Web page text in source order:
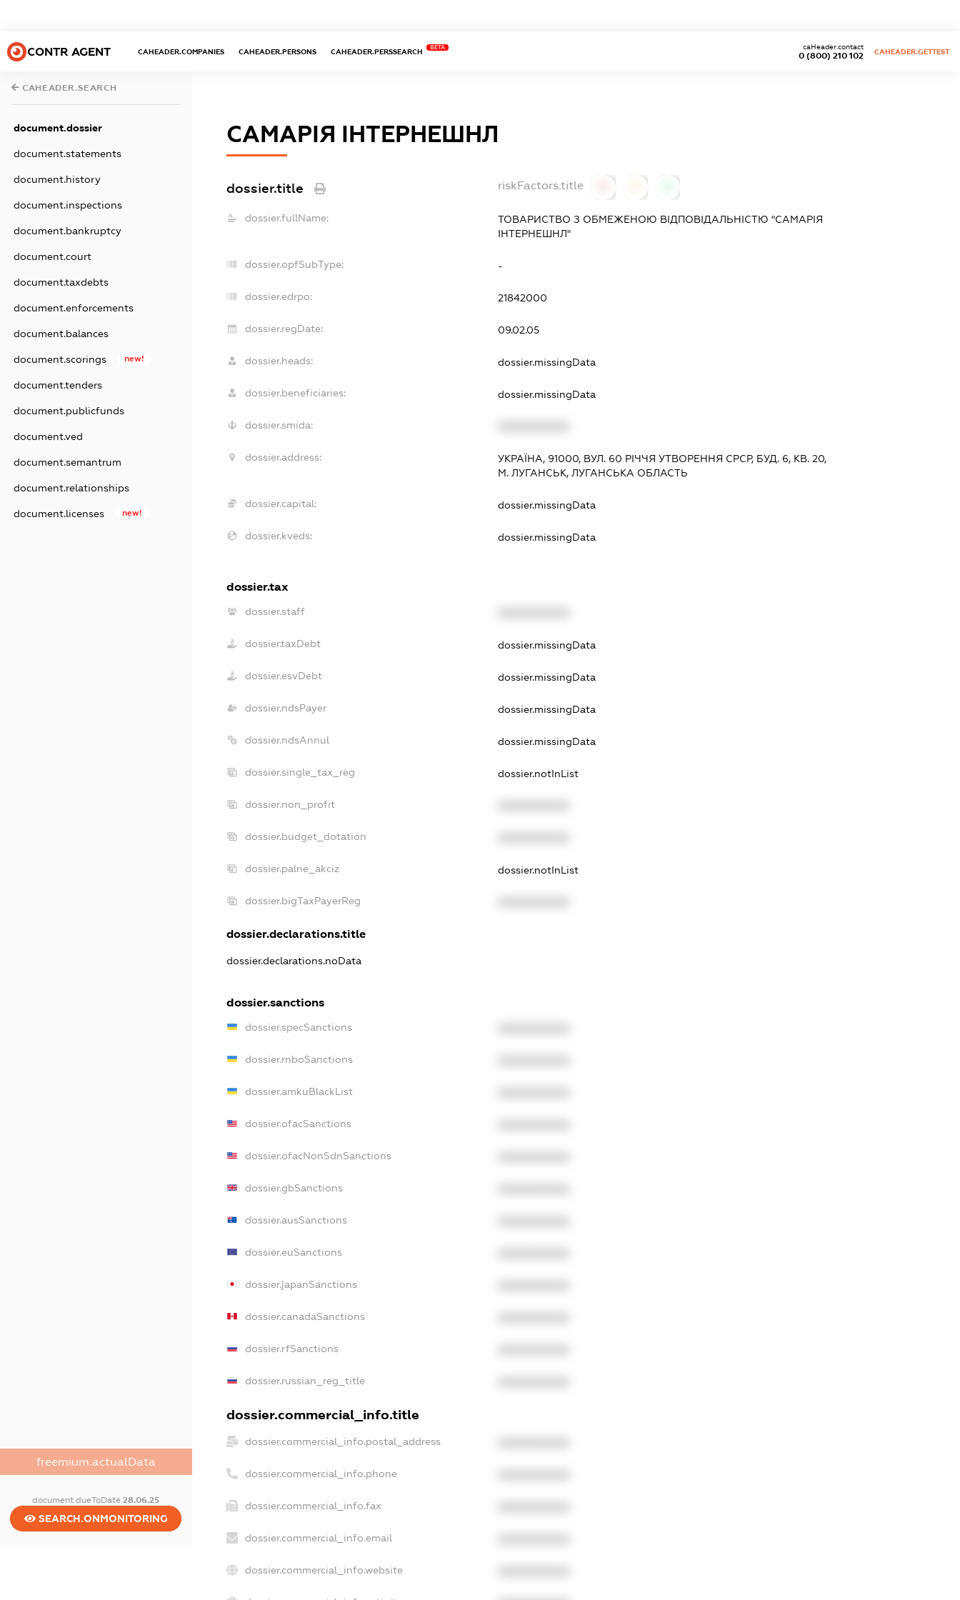
CONTR AGENT CAHEADER.COMPANIES CAHEADER.PERSONS CAHEADER.PERSSEARCH
BETA
0 (800) 210 102
caHeader.contact
CAHEADER.GETTEST
CAHEADER.SEARCH
document.dossier
document.statements
document.history
document.inspections
document.bankruptcy
document.court
document.taxdebts
document.enforcements
document.balances
document.scorings new!
document.tenders
document.publicfunds
document.ved
document.semantrum
document.relationships
document.licenses new!
freemium.actualData
document.dueToDate28.06.25
SEARCH.ONMONITORING
САМАРІЯ ІНТЕРНЕШНЛ
dossier.title riskFactors.title
dossier.fullName:
ТОВАРИСТВО З ОБМЕЖЕНОЮ ВІДПОВІДАЛЬНІСТЮ "САМАРІЯ
ІНТЕРНЕШНЛ"
dossier.opfSubType: -
dossier.edrpo: 21842000
dossier.regDate: 09.02.05
dossier.heads: dossier.missingData
dossier.beneficiaries: dossier.missingData
dossier.smida:
dossier.address:
УКРАЇНА, 91000, ВУЛ. 60 РІЧЧЯ УТВОРЕННЯ СРСР, БУД. 6, КВ. 20,
М. ЛУГАНСЬК, ЛУГАНСЬКА ОБЛАСТЬ
dossier.capital: dossier.missingData
dossier.kveds: dossier.missingData
dossier.tax
dossier.staff
dossier.taxDebt dossier.missingData
dossier.esvDebt dossier.missingData
dossier.ndsPayer dossier.missingData
dossier.ndsAnnul dossier.missingData
dossier.single_tax_reg dossier.notInList
dossier.non_profit
dossier.budget_dotation
dossier.palne_akciz dossier.notInList
dossier.bigTaxPayerReg
dossier.declarations.title
dossier.declarations.noData
dossier.sanctions
dossier.specSanctions
dossier.rnboSanctions
dossier.amkuBlackList
dossier.ofacSanctions
dossier.ofacNonSdnSanctions
dossier.gbSanctions
dossier.ausSanctions
dossier.euSanctions
dossier.japanSanctions
dossier.canadaSanctions
dossier.rfSanctions
dossier.russian_reg_title
dossier.commercial_info.title
dossier.commercial_info.postal_address
dossier.commercial_info.phone
dossier.commercial_info.fax
dossier.commercial_info.email
dossier.commercial_info.website